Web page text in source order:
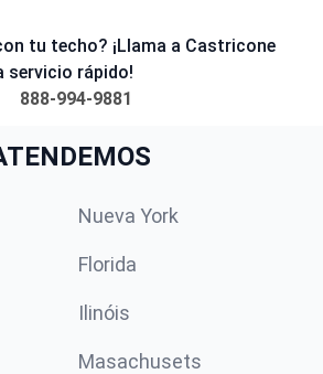
tu techo? ¡Llama a Castricone
servicio rápido!
888-994-9881
Nueva York
Florida
Ilinóis
Masachusets